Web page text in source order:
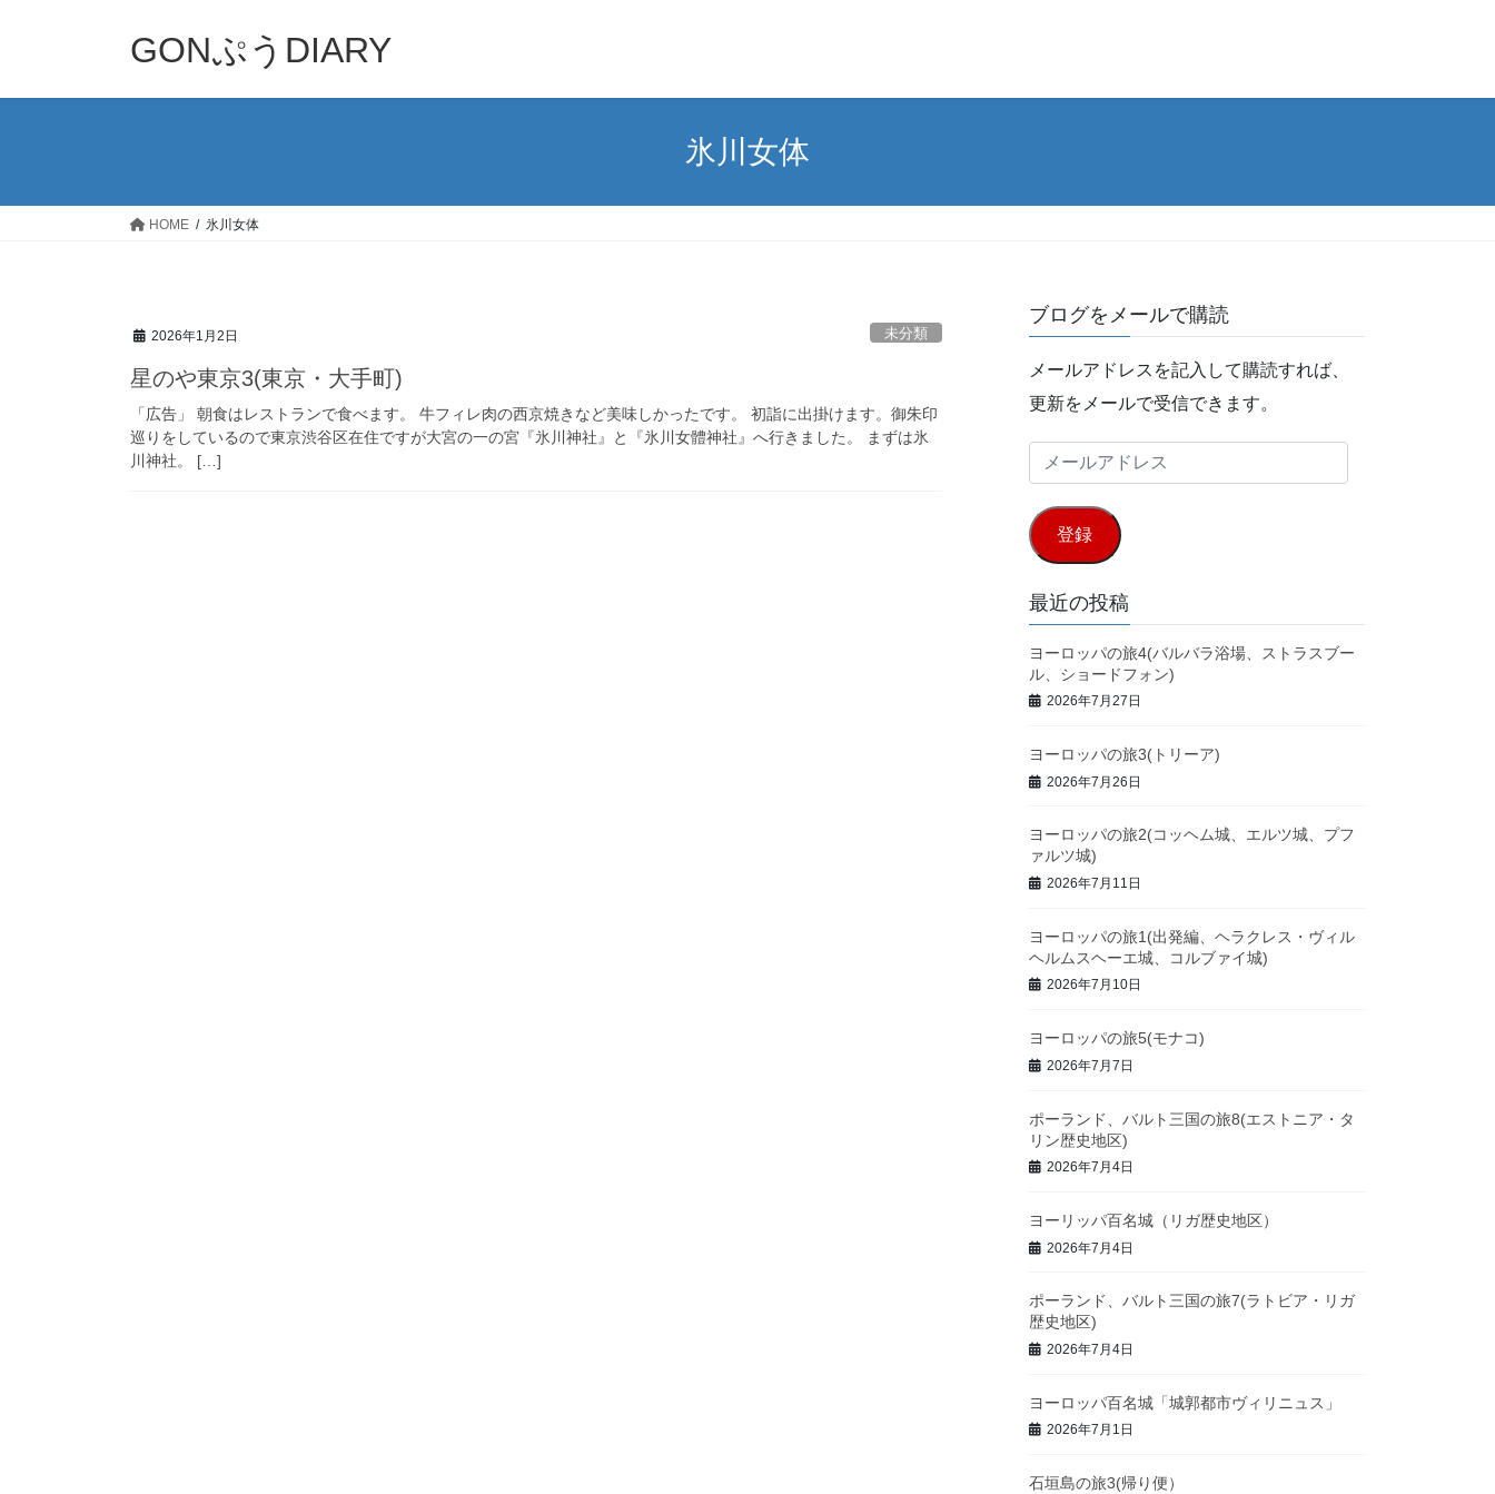
GONぷうDIARY
氷川女体
HOME 氷川女体
2026年1月2日 未分類
星のや東京3(東京・大手町)
「広告」 朝食はレストランで食べます。 牛フィレ肉の西京焼きなど美味しかったです。 初詣に出掛けます。御朱印
巡りをしているので東京渋谷区在住ですが大宮の一の宮『氷川神社』と『氷川女體神社』へ行きました。 まずは氷
川神社。 […]
ブログをメールで購読
メールアドレスを記入して購読すれば、
更新をメールで受信できます。
ー
ル
ア
ド
レ
ス
登録
最近の投稿
ヨーロッパの旅4(バルバラ浴場、ストラスブー
ル、ショードフォン)
2026年7月27日
ヨーロッパの旅3(トリーア)
2026年7月26日
ヨーロッパの旅2(コッヘム城、エルツ城、プフ
ァルツ城)
2026年7月11日
ヨーロッパの旅1(出発編、ヘラクレス・ヴィル
ヘルムスヘーエ城、コルブァイ城)
2026年7月10日
ヨーロッパの旅5(モナコ)
2026年7月7日
ポーランド、バルト三国の旅8(エストニア・タ
リン歴史地区)
2026年7月4日
ヨーリッパ百名城（リガ歴史地区）
2026年7月4日
ポーランド、バルト三国の旅7(ラトビア・リガ
歴史地区)
2026年7月4日
ヨーロッパ百名城「城郭都市ヴィリニュス」
2026年7月1日
石垣島の旅3(帰り便）